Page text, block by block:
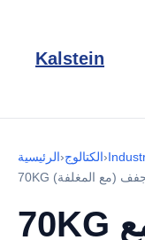
Kalstein
الرئيسية›الكتالوج›
70KG تعثر مجفف (مع